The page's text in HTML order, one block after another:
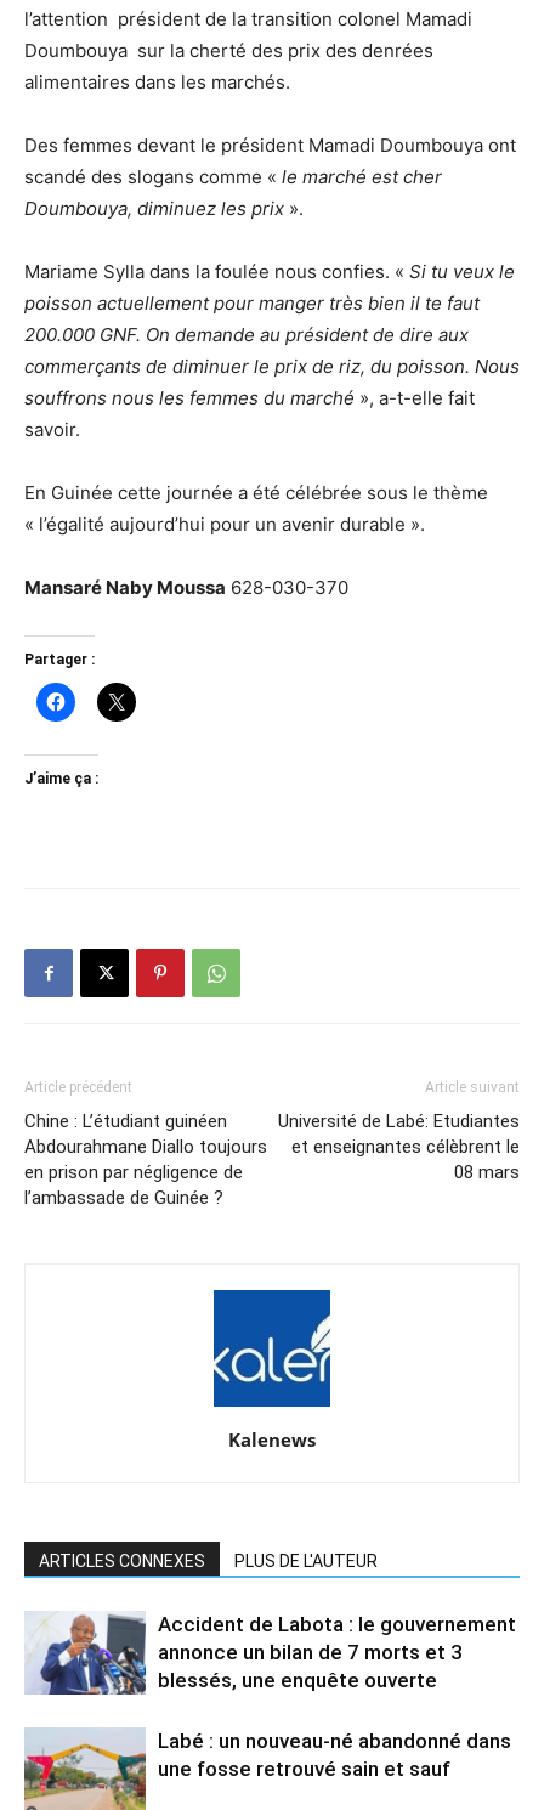
l’attention président de la transition colonel Mamadi
Doumbouya sur la cherté des prix des denrées
alimentaires dans les marchés.
Des femmes devant le président Mamadi Doumbouya ont
scandé des slogans comme « le marché est cher
Doumbouya, diminuez les prix ».
Mariame Sylla dans la foulée nous confies. « Si tu veux le
poisson actuellement pour manger très bien il te faut
200.000 GNF. On demande au président de dire aux
commerçants de diminuer le prix de riz, du poisson. Nous
souffrons nous les femmes du marché », a-t-elle fait
savoir.
En Guinée cette journée a été célébrée sous le thème
« l’égalité aujourd’hui pour un avenir durable ».
Mansaré Naby Moussa 628-030-370
Partager :
J’aime ça :
Article précédent
Chine : L’étudiant guinéen
Abdourahmane Diallo toujours
en prison par négligence de
l’ambassade de Guinée ?
Article suivant
Université de Labé: Etudiantes
et enseignantes célèbrent le
08 mars
Kalenews
ARTICLES CONNEXES PLUS DE L'AUTEUR
Accident de Labota : le gouvernement
annonce un bilan de 7 morts et 3
blessés, une enquête ouverte
Labé : un nouveau-né abandonné dans
une fosse retrouvé sain et sauf